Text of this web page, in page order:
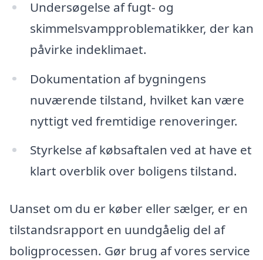
Undersøgelse af fugt- og
skimmelsvampproblematikker, der kan
påvirke indeklimaet.
Dokumentation af bygningens
nuværende tilstand, hvilket kan være
nyttigt ved fremtidige renoveringer.
Styrkelse af købsaftalen ved at have et
klart overblik over boligens tilstand.
Uanset om du er køber eller sælger, er en
tilstandsrapport en uundgåelig del af
boligprocessen. Gør brug af vores service